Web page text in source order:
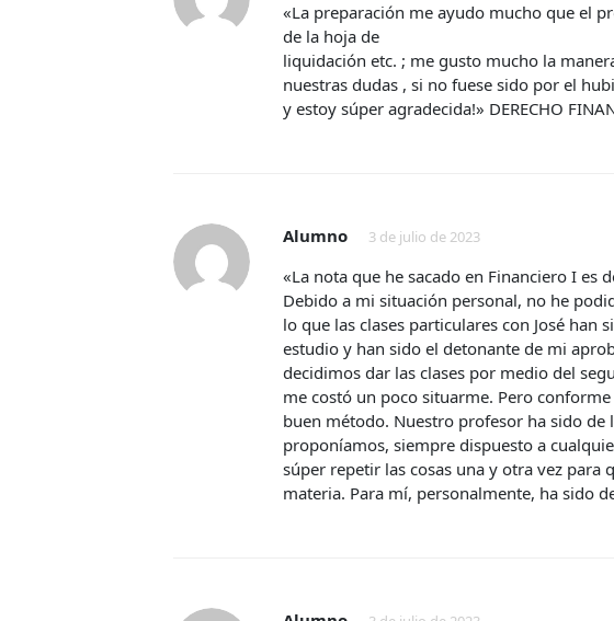
«La preparación me ayudo mucho que el
de la hoja de
liquidación etc. ; me gusto mucho la
nuestras dudas , si no fuese sido por el
y estoy súper agradecida!» DERECHO
Alumno 3 de julio de 2023
«La nota que he sacado en Financiero I es
Debido a mi situación personal, no he
lo que las clases particulares con José
estudio y han sido el detonante de mi
decidimos dar las clases por medio del
me costó un poco situarme. Pero
buen método. Nuestro profesor ha sido
proponíamos, siempre dispuesto a
súper repetir las cosas una y otra vez para
materia. Para mí, personalmente, ha sido